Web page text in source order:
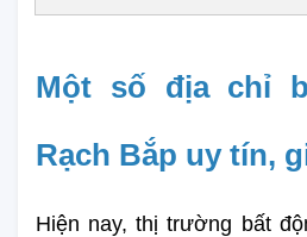
Một số địa chỉ
Rạch Bắp uy tín,
Hiện nay, thị trường bất